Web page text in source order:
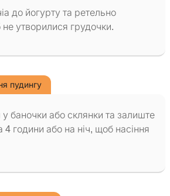
до йогурту та ретельно
утворилися грудочки.
пудингу
у баночки або склянки та залиште
4 години або на ніч, щоб насіння